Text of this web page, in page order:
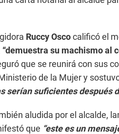
Ruccy Oscocalificó el
“demuestra su machismo al
que se reunirá con sus
de la Mujer y
serían suficientes después
aludida por el alcalde,
que “este es un